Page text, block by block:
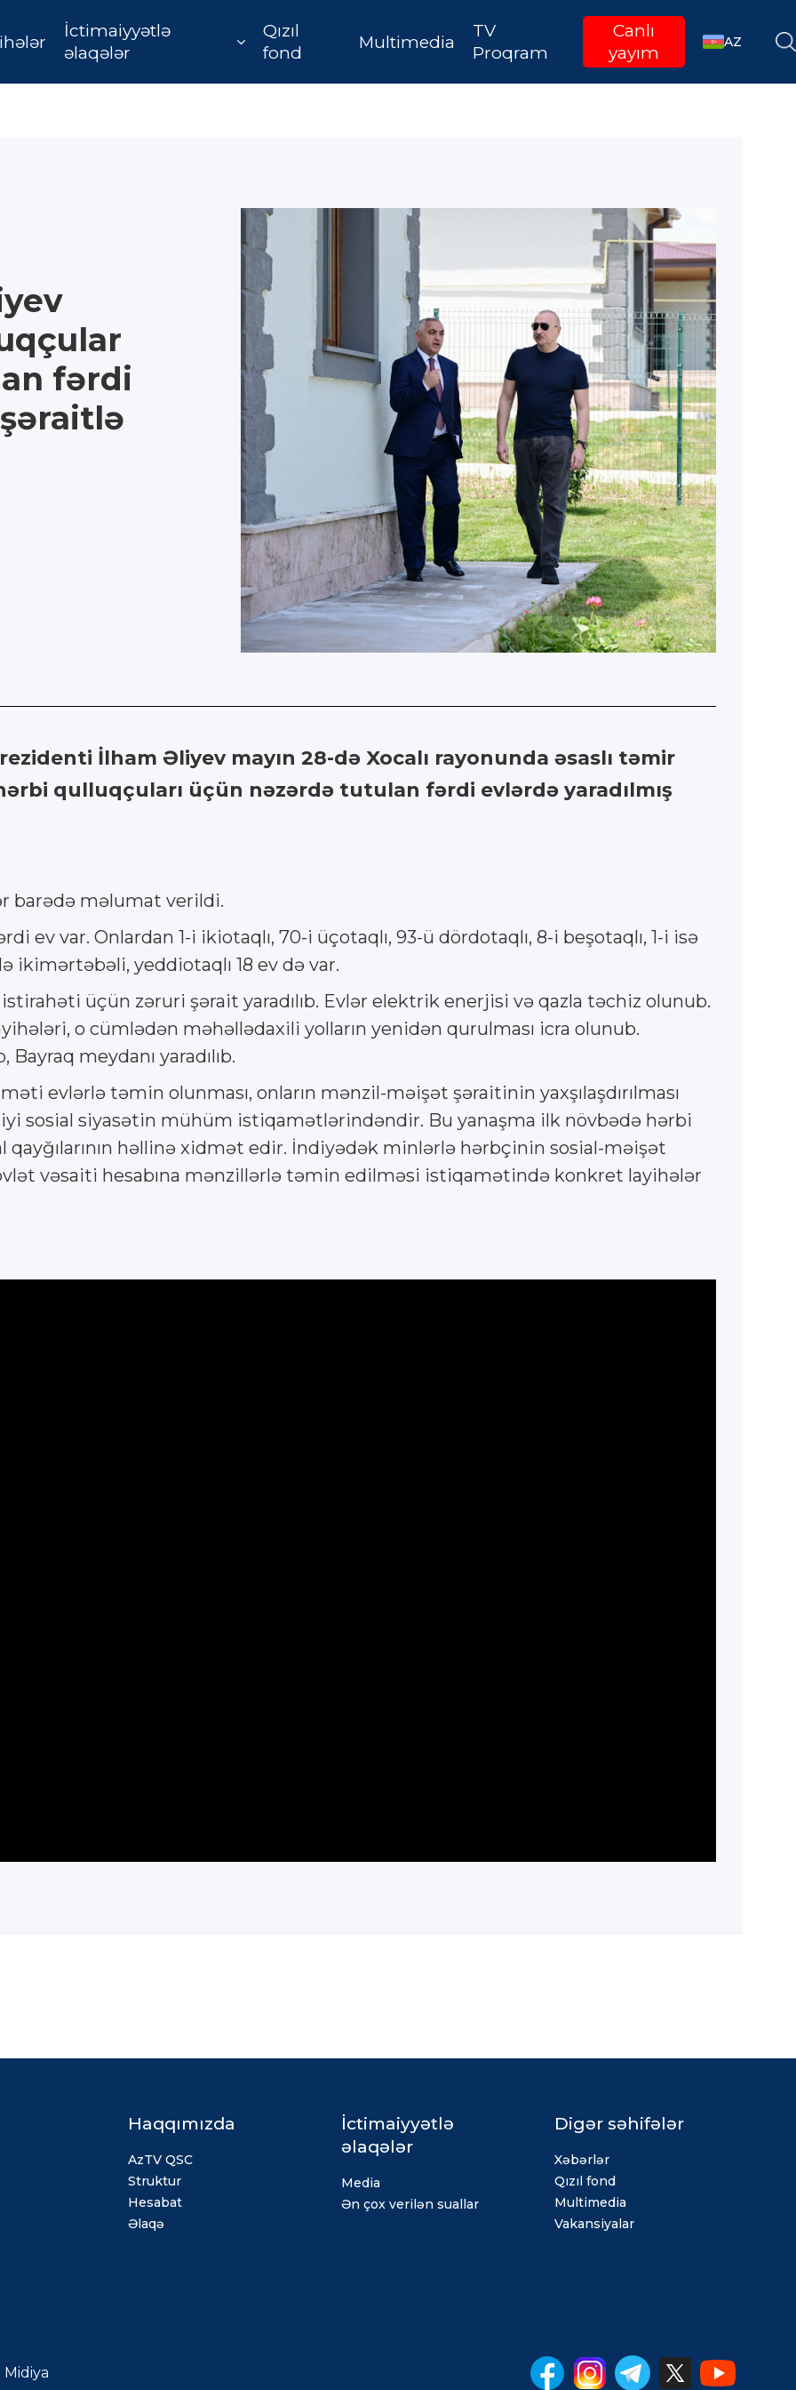
İctimaiyyətlə
əlaqələr
Qızıl
fond
Multimedia
TV
Proqram
Canlı
yayım
AZ
fərdi
İlham Əliyev mayın 28-də Xocalı rayonunda əsaslı təmir
qulluqçuları üçün nəzərdə tutulan fərdi evlərdə yaradılmış
barədə məlumat verildi.
ev var. Onlardan 1-i ikiotaqlı, 70-i üçotaqlı, 93-ü dördotaqlı, 8-i beşotaqlı, 1-i isə
ikimərtəbəli, yeddiotaqlı 18 ev də var.
üçün zəruri şərait yaradılıb. Evlər elektrik enerjisi və qazla təchiz olunub.
o cümlədən məhəllədaxili yolların yenidən qurulması icra olunub.
meydanı yaradılıb.
evlərlə təmin olunması, onların mənzil-məişət şəraitinin yaxşılaşdırılması
sosial siyasətin mühüm istiqamətlərindəndir. Bu yanaşma ilk növbədə hərbi
qayğılarının həllinə xidmət edir. İndiyədək minlərlə hərbçinin sosial-məişət
vəsaiti hesabına mənzillərlə təmin edilməsi istiqamətində konkret layihələr
Haqqımızda
AzTV QSC
Struktur
Hesabat
Əlaqə
İctimaiyyətlə
əlaqələr
Media
Ən çox verilən suallar
Digər səhifələr
Xəbərlər
Qızıl fond
Multimedia
Vakansiyalar
Midiya